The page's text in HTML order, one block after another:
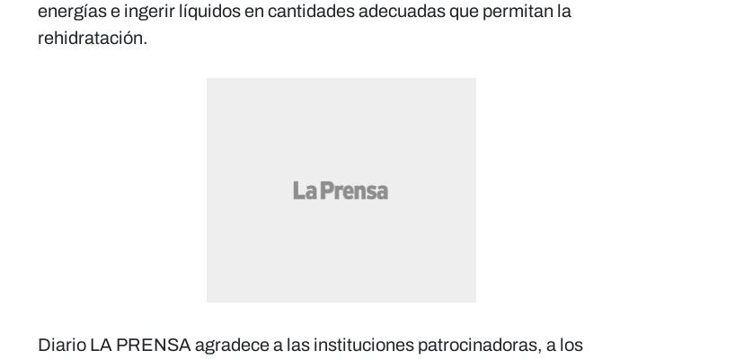
energías e ingerir líquidos en cantidades adecuadas que permitan la
rehidratación.
Diario LA PRENSA agradece a las instituciones patrocinadoras, a los